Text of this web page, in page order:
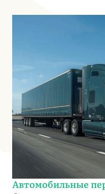
Автомобильные